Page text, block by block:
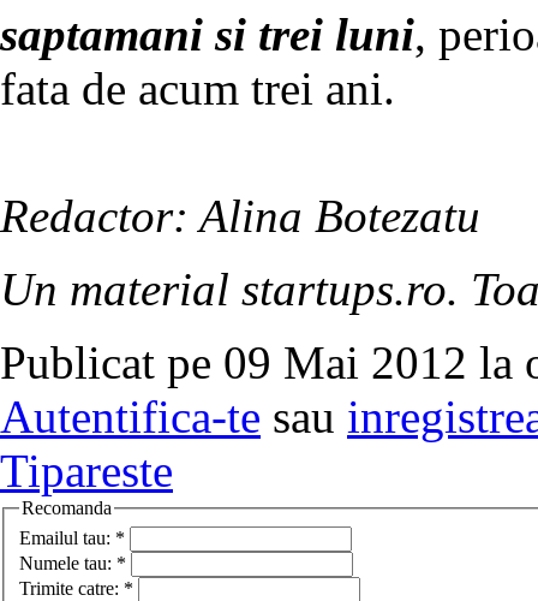
saptamani si trei luni,
fata de acum trei ani.
Redactor: Alina Botezatu
Un material startups.ro.
Publicat pe 09 Mai 2012 la
Autentifica-te sau
Tipareste
Recomanda
Emailul tau: *
Numele tau: *
Trimite catre: *